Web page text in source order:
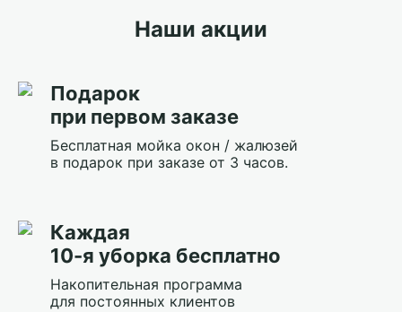
Наши акции
Подарок
при первом заказе
Бесплатная мойка окон / жалюзей
в подарок при заказе от 3 часов.
Каждая
10-я уборка бесплатно
Накопительная программа
для постоянных клиентов